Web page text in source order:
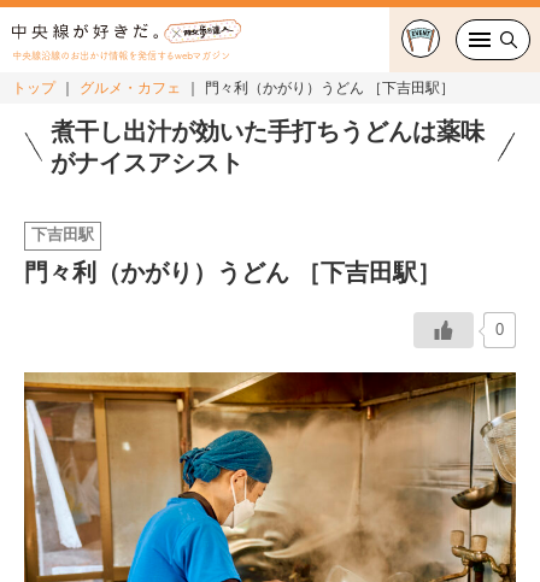
中央線沿線のお出かけ情報を発信するwebマガジン
グルメ・カフェ
おでかけ
特集
連載
中央線フェス
トップ グルメ・カフェ 門々利（かがり）うどん ［下吉田駅］
煮干し出汁が効いた手打ちうどんは薬味
がナイスアシスト
下吉田駅
門々利（かがり）うどん ［下吉田駅］
0